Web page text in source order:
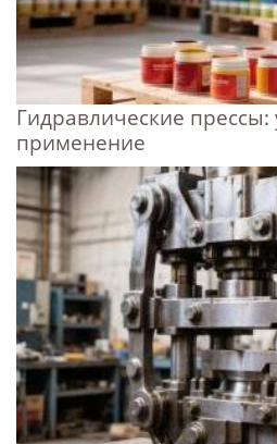
Гидравлические прессы:
применение